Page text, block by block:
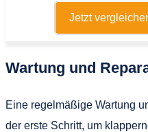
Jetzt
Wartung und
Eine regelmäßige Wartung
der erste Schritt, um